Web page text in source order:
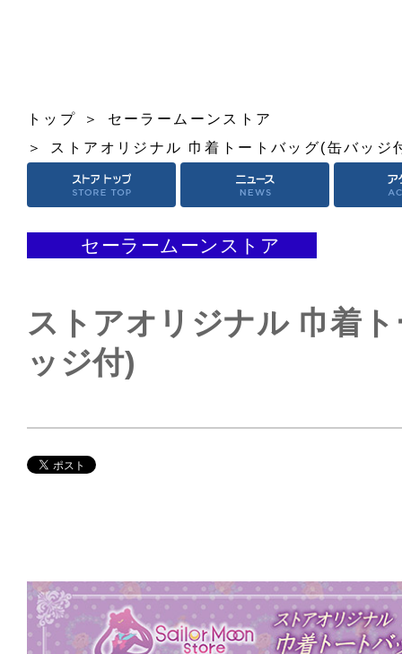
トップ
セーラームーンストア
ストアオリジナル 巾着トートバッグ(缶バッジ
セーラームーンストア
ストアオリジナル 巾着
ッジ付)